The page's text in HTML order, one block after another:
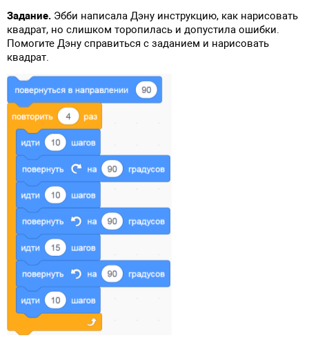
Задание. Эбби написала Дэну инструкцию, как нарисовать
квадрат, но слишком торопилась и допустила ошибки.
Помогите Дэну справиться с заданием и нарисовать
квадрат.